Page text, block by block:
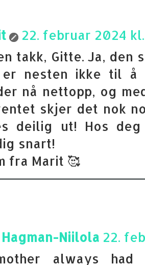
22. februar 2024 kl.
takk, Gitte. Ja, den
nesten ikke til å
nå nettopp, og
skjer det nok
deilig ut! Hos
snart!
fra Marit 🥰
Niilola 22.
always had